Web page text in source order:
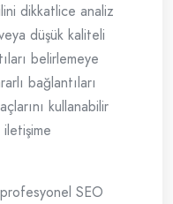
dikkatlice analiz
düşük kaliteli
belirlemeye
bağlantıları
kullanabilir
SEO